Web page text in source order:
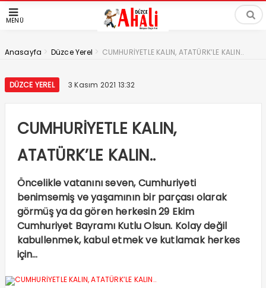
MENÜ
Anasayfa > Düzce Yerel > CUMHURİYETLE KALIN, ATATÜRK’LE KALIN..
DÜZCE YEREL 3 Kasım 2021 13:32
CUMHURİYETLE KALIN,
ATATÜRK’LE KALIN..
Öncelikle vatanını seven, Cumhuriyeti
benimsemiş ve yaşamının bir parçası olarak
görmüş ya da gören herkesin 29 Ekim
Cumhuriyet Bayramı Kutlu Olsun. Kolay değil
kabullenmek, kabul etmek ve kutlamak herkes
için…